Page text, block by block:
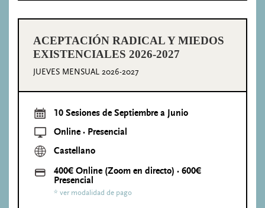
ACEPTACIÓN RADICAL Y MIEDOS
EXISTENCIALES 2026-2027
JUEVES MENSUAL 2026-2027
10 Sesiones de Septiembre a Junio
Online · Presencial
Castellano
400€ Online (Zoom en directo) · 600€
Presencial
* ver modalidad de pago